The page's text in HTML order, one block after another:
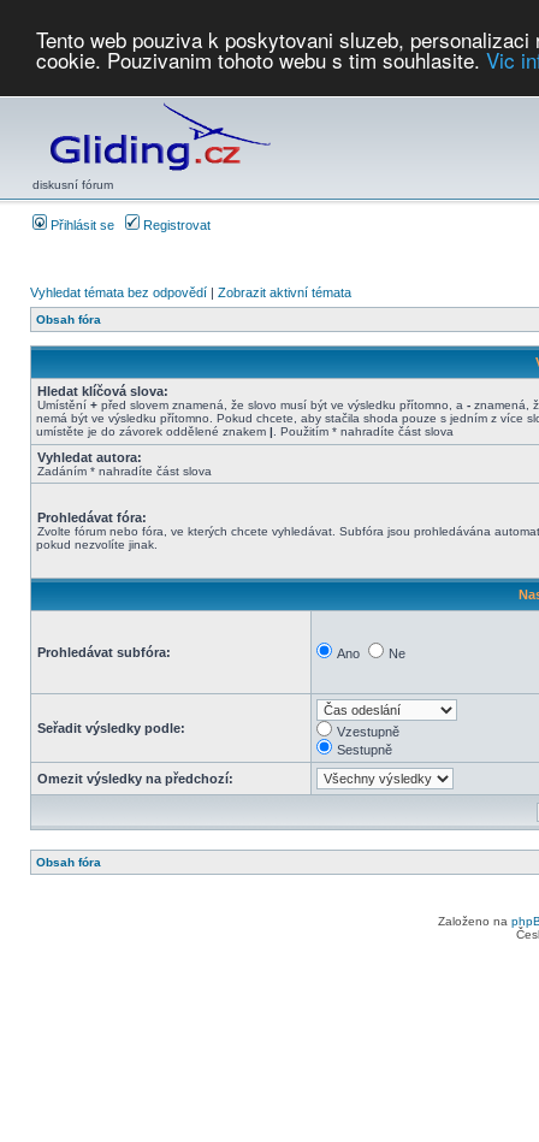
Tento web pouziva k poskytovani sluzeb,
cookie. Pouzivanim tohoto webu s tim souhlasite. Vic
diskusní fórum
Přihlásit se Registrovat
Vyhledat témata bez odpovědí | Zobrazit aktivní témata
Obsah fóra
Hledat klíčová slova:
Umístění + před slovem znamená, že slovo musí být ve výsledku přítomno, a - znamená,
nemá být ve výsledku přítomno. Pokud chcete, aby stačila shoda pouze s jedním z více
umístěte je do závorek oddělené znakem | . Použitím * nahradíte část slova
Vyhledat autora:
Zadáním * nahradíte část slova
Prohledávat fóra:
Zvolte fórum nebo fóra, ve kterých chcete vyhledávat. Subfóra jsou prohledávána
pokud nezvolíte jinak.
Prohledávat subfóra: Ano Ne
Seřadit výsledky podle:
Vzestupně
Sestupně
Omezit výsledky na předchozí:
Obsah fóra
Založeno na